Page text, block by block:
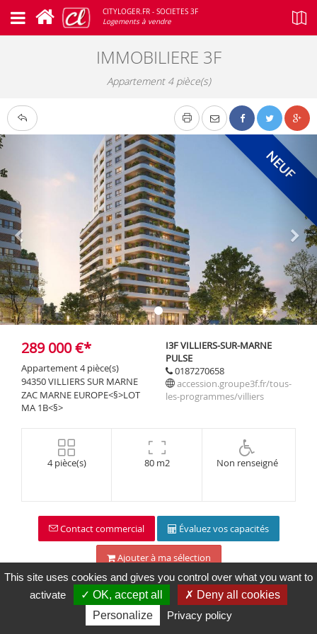
CITYLOGER.FR - SOCIETES 3F
Logements à vendre
Google
Maps is
IMMOBILIERE 3F
Appartement 4 pièce(s)
NEUF
289 000 €*
Appartement 4 pièce(s)
94350 VILLIERS SUR MARNE
ZAC MARNE EUROPE<§>LOT
MA 1B<§>
I3F VILLIERS-SUR-MARNE
PULSE
0187270658
accession.groupe3f.fr/tous-
les-programmes/villiers
4 pièce(s) 80 m2 Non renseigné
Contact commercial Évaluez vos capacités
Ajouter à ma sélection
Description
This site uses cookies and gives you control over what you want to
activate
✓ OK, accept all
✗ Deny all cookies
Personalize
Privacy policy